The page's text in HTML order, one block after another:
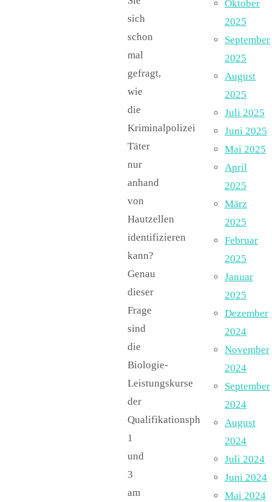
sich
schon
mal
gefragt,
wie
die
Kriminalpolizei
Täter
nur
anhand
von
Hautzellen
identifizieren
kann?
Genau
dieser
Frage
sind
die
Biologie-
Leistungskurse
der
Qualifikationsphase
1
und
3
am
Oktober
2025
September
2025
August
2025
Juli 2025
Juni 2025
Mai 2025
April
2025
März
2025
Februar
2025
Januar
2025
Dezember
2024
November
2024
September
2024
August
2024
Juli 2024
Juni 2024
Mai 2024